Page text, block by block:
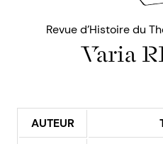
Revue d’Histoire du
Varia
AUTEUR